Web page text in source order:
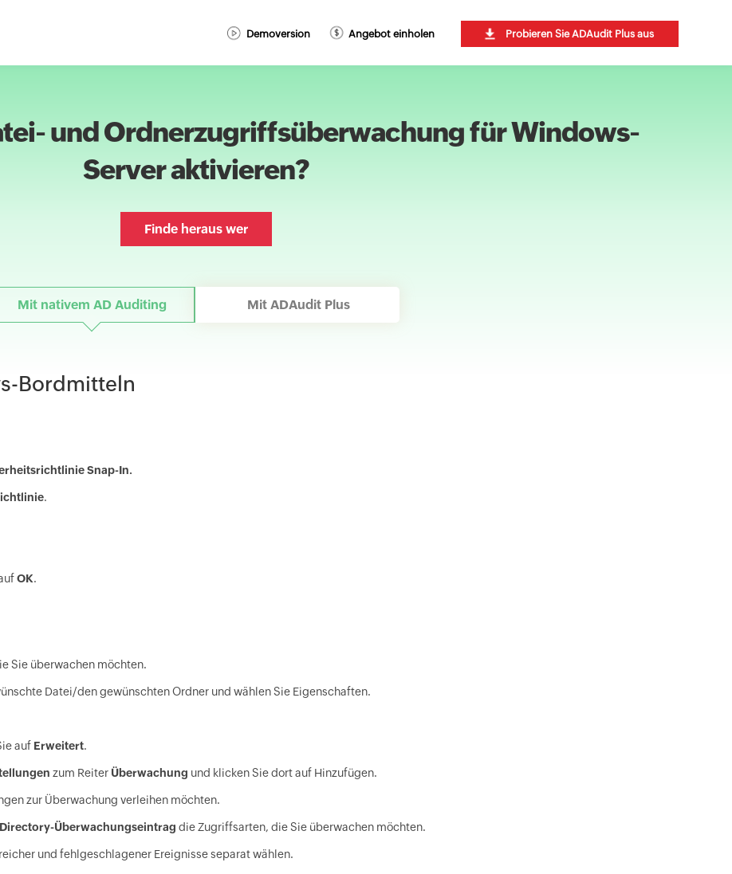
Demoversion Angebot einholen Probieren Sie ADAudit Plus aus
und Ordnerzugriffsüberwachung für Windows-
Server aktivieren?
Finde heraus wer
Mit nativem AD Auditing Mit ADAudit Plus
Bordmitteln
Snap-In.
.
OK.
Sie überwachen möchten.
Datei/den gewünschten Ordner und wählen Sie Eigenschaften.
auf Erweitert.
zum Reiter Überwachung und klicken Sie dort auf Hinzufügen.
zur Überwachung verleihen möchten.
Überwachungseintrag die Zugriffsarten, die Sie überwachen möchten.
und fehlgeschlagener Ereignisse separat wählen.